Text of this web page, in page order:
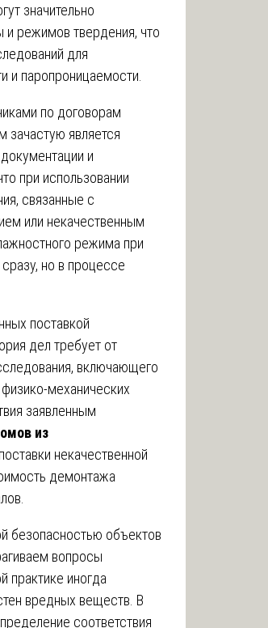
значительно
и режимов твердения, что
для
и паропроницаемости.
по договорам
зачастую является
и
при использовании
связанные с
или некачественным
режима при
но в процессе
поставкой
дел требует от
включающего
механических
заявленным
из
некачественной
демонтажа
безопасностью объектов
вопросы
практике иногда
вредных веществ. В
соответствия